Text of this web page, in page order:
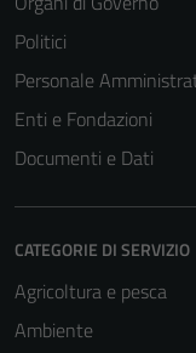
Politici
Personale
Enti e Fondazioni
Documenti e Dati
CATEGORIE DI SERVIZIO
Agricoltura e pesca
Ambiente